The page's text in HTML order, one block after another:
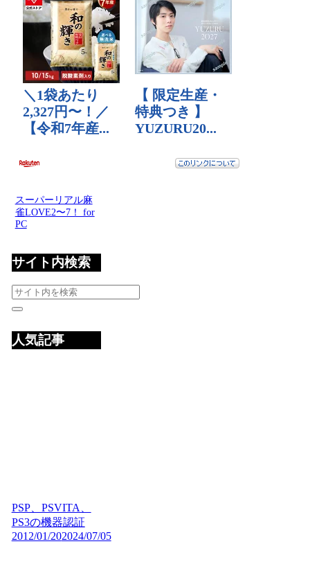
スーパーリアル麻
雀LOVE2〜7！ for
PC
サイト内検索
人気記事
PSP、PSVITA、
PS3の機器認証
2012/01/202024/07/05